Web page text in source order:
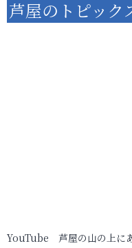
芦屋のトピック
YouTube 芦屋の山の上に